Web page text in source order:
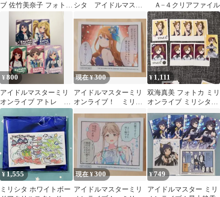
ブ 佐竹美奈子 フォト風
シタ アイドルマスタ
タンド
Ａ−４クリアファイル
¥800
アイドルマスターミリ
オンライブ アトレ ミ
リシタ
現在 ¥300
アイドルマスターミリ
オンライブ！ ミリシ
¥1,111
双海真美 フォトカ ミリ
オンライブ ミリシタ9
周年 周年衣装
¥1,555
ミリシタ ホワイトボー
現在 ¥300
アイドルマスターミリ
¥749
アイドルマスター ミリ